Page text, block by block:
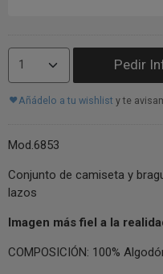
Pedir
Añádelo a tu wishlist y te
Mod.6853
Conjunto de camiseta y
lazos
Imagen más fiel a la
COMPOSICIÓN: 100%